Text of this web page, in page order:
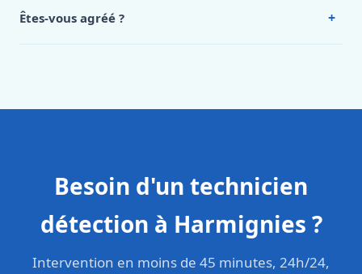
Êtes-vous agréé ? +
Besoin d'un technicien
détection à Harmignies ?
Intervention en moins de 45 minutes, 24h/24,